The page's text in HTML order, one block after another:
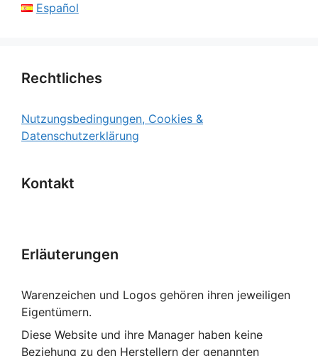
Español
Rechtliches
Nutzungsbedingungen, Cookies &
Datenschutzerklärung
Kontakt
Erläuterungen
Warenzeichen und Logos gehören ihren jeweiligen
Eigentümern.
Diese Website und ihre Manager haben keine
Beziehung zu den Herstellern der genannten